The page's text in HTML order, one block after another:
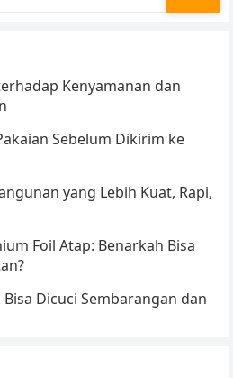
Kenyamanan dan
Sebelum Dikirim ke
yang Lebih Kuat, Rapi,
Foil Atap: Benarkah Bisa
Dicuci Sembarangan dan